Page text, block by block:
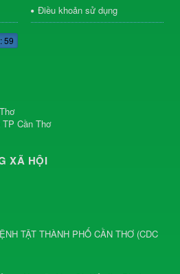
Điều khoản sử dụng
59
Cần Thơ
XÃ HỘI
TẬT THÀNH PHỐ CẦN THƠ (CDC